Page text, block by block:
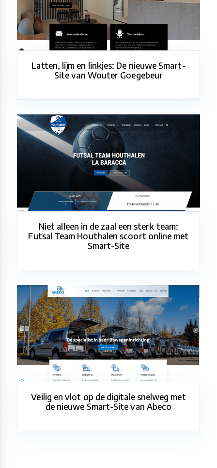
Latten, lijm en linkjes: De nieuwe Smart-
Site van Wouter Goegebeur
Niet alleen in de zaal een sterk team:
Futsal Team Houthalen scoort online met
Smart-Site
Veilig en vlot op de digitale snelweg met
de nieuwe Smart-Site van Abeco